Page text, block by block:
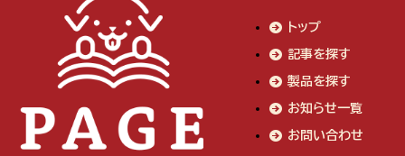
トップ
記事を探す
製品を探す
お知らせ一覧
お問い合わせ